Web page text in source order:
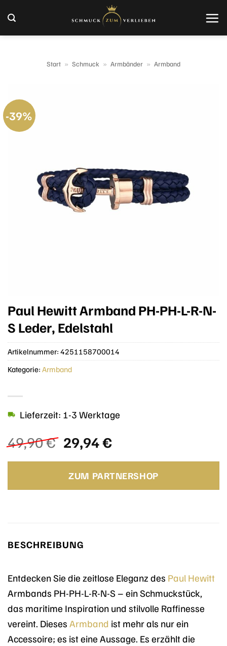
Inhalt
springen
Start » Schmuck » Armbänder » Armband
-39%
Paul Hewitt Armband PH-PH-L-R-N-
S Leder, Edelstahl
49,90€ Ursprünglicher
Preis
war:
49,90 €
29,94€Aktueller
ist:
29,94 €.
Lieferzeit: 1-3 Werktage
ZUM PARTNERSHOP
Artikelnummer: 4251158700014
Kategorie: Armband
BESCHREIBUNG
Entdecken Sie die zeitlose Eleganz des Paul Hewitt
Armbands PH-PH-L-R-N-S – ein Schmuckstück,
das maritime Inspiration und stilvolle Raffinesse
vereint. Dieses Armband ist mehr als nur ein
Accessoire; es ist eine Aussage. Es erzählt die